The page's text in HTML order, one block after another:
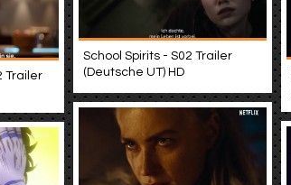
School Spirits - S02 Trailer
(Deutsche UT) HD
Trailer